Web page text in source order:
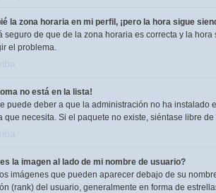
la zona horaria en mi perfil, ¡pero la hora sigue
seguro de que de la zona horaria es correcta y la
el problema.
no está en la lista!
puede deber a que la administración no ha
que necesita. Si el paquete no existe, siéntase libre
la imagen al lado de mi nombre de usuario?
imágenes que pueden aparecer debajo de su
(rank) del usuario, generalmente en forma de